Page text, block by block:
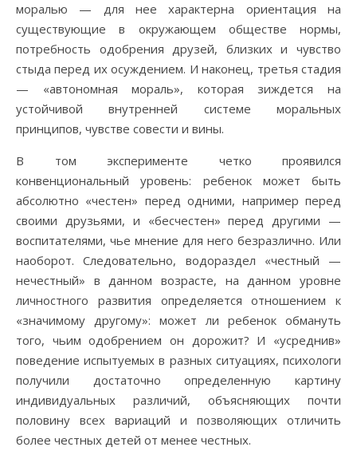
моралью — для нее характерна ориентация на
существующие в окружающем обществе нормы,
потребность одобрения друзей, близких и чувство
стыда перед их осуждением. И наконец, третья стадия
— «автономная мораль», которая зиждется на
устойчивой внутренней системе моральных
принципов, чувстве совести и вины.
В том эксперименте четко проявился
конвенциональный уровень: ребенок может быть
абсолютно «честен» перед одними, например перед
своими друзьями, и «бесчестен» перед другими —
воспитателями, чье мнение для него безразлично. Или
наоборот. Следовательно, водораздел «честный —
нечестный» в данном возрасте, на данном уровне
личностного развития определяется отношением к
«значимому другому»: может ли ребенок обмануть
того, чьим одобрением он дорожит? И «усреднив»
поведение испытуемых в разных ситуациях, психологи
получили достаточно определенную картину
индивидуальных различий, объясняющих почти
половину всех вариаций и позволяющих отличить
более честных детей от менее честных.